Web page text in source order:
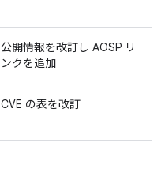
公開情報を改訂し AOSP リ
ンクを追加
CVE の表を改訂